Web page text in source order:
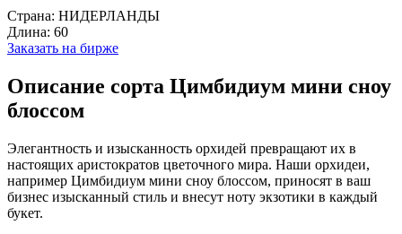
Страна: НИДЕРЛАНДЫ
Длина: 60
Заказать на бирже
Описание сорта Цимбидиум мини сноу
блоссом
Элегантность и изысканность орхидей превращают их в
настоящих аристократов цветочного мира. Наши орхидеи,
например Цимбидиум мини сноу блоссом, приносят в ваш
бизнес изысканный стиль и внесут ноту экзотики в каждый
букет.